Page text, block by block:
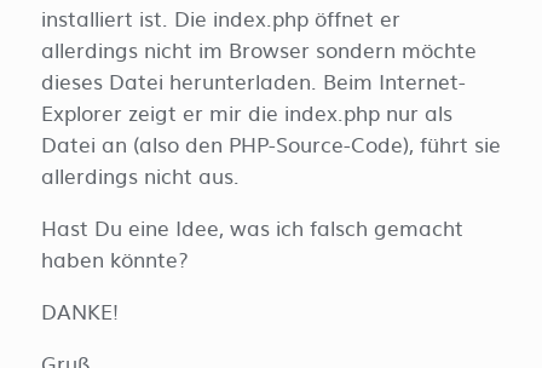
installiert ist. Die index.php öffnet er
allerdings nicht im Browser sondern möchte
dieses Datei herunterladen. Beim Internet-
Explorer zeigt er mir die index.php nur als
Datei an (also den PHP-Source-Code), führt sie
allerdings nicht aus.
Hast Du eine Idee, was ich falsch gemacht
haben könnte?
DANKE!